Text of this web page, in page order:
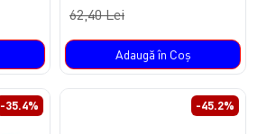
62,40 Lei
Adaugă în Coş
-35.4% -45.2%